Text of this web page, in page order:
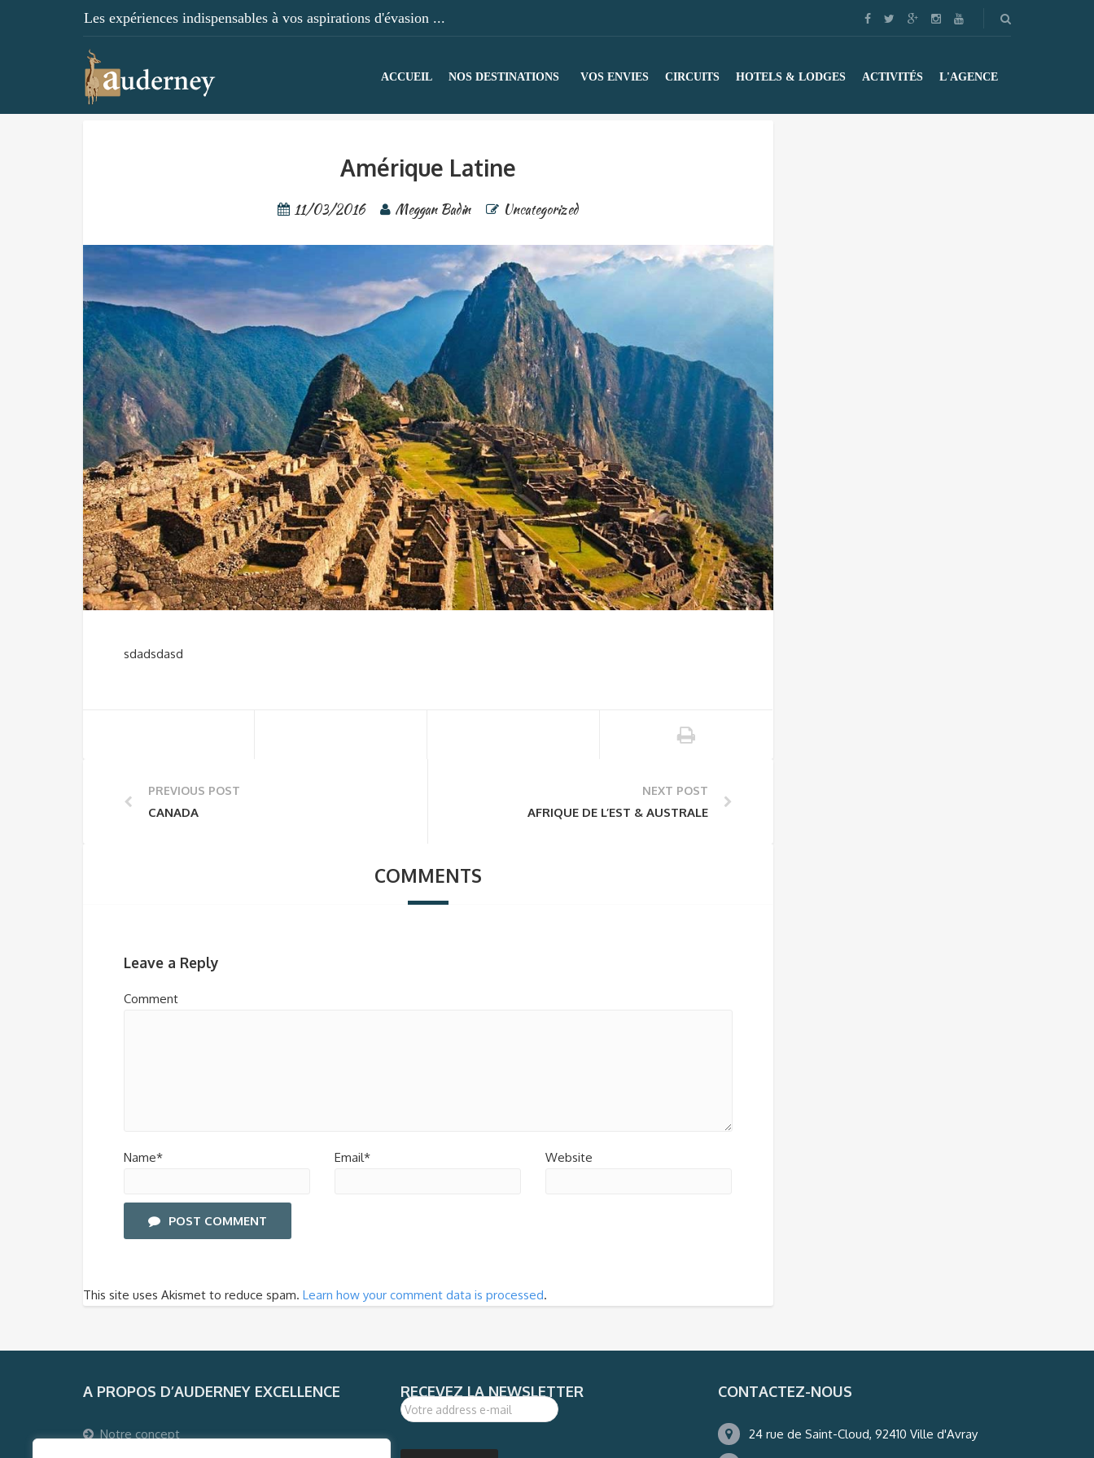
Les expériences indispensables à vos aspirations d'évasion ...
ACCUEIL NOS DESTINATIONS VOS ENVIES CIRCUITS HOTELS & LODGES ACTIVITÉS L'AGENCE
Amérique Latine
11/03/2016 Meggan Badin Uncategorized
sdadsdasd
PREVIOUS POST
CANADA
NEXT POST
AFRIQUE DE L’EST & AUSTRALE
COMMENTS
Leave a Reply
Comment
Name* Email* Website
POST COMMENT
This site uses Akismet to reduce spam. Learn how your comment data is processed.
A PROPOS D’AUDERNEY EXCELLENCE
Notre concept
RECEVEZ LA NEWSLETTER CONTACTEZ-NOUS
24 rue de Saint-Cloud, 92410 Ville d'Avray